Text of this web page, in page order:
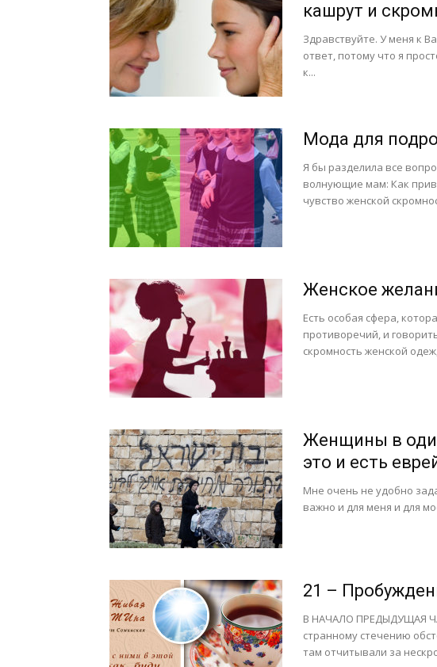
кашрут и
Здравствуйте. У меня к
ответ, потому что я
к...
Мода для
Я бы разделила все
волнующие мам: Как
чувство женской
Женское
Есть особая сфера,
противоречий, и
скромность женской
Женщины в
это и есть
Мне очень не удобно
важно и для меня и для
21 –
В НАЧАЛО ПРЕДЫДУЩАЯ
странному стечению
там отчитывали за